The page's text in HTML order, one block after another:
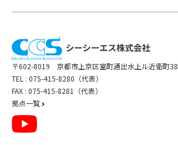
〒602-8019 京都市上京区室町通出水上ル近衛町38
TEL : 075-415-8280（代表）
FAX : 075-415-8281（代表）
拠点一覧